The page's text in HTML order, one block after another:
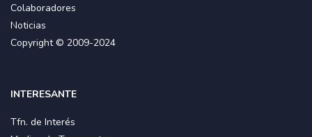
Colaboradores
Noticias
Copyright © 2009-2024
INTERESANTE
Tfn. de Interés